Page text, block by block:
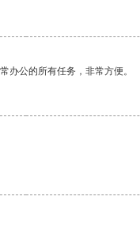
办公的所有任务，非常方便。